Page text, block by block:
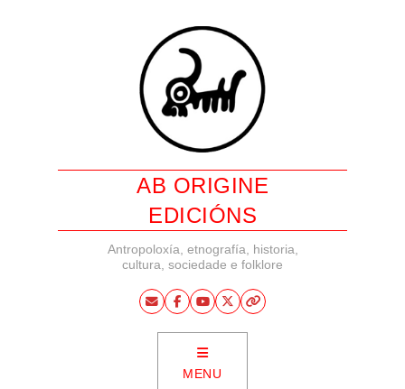
AB ORIGINE
EDICIÓNS
Antropoloxía, etnografía, historia,
cultura, sociedade e folklore
MENU